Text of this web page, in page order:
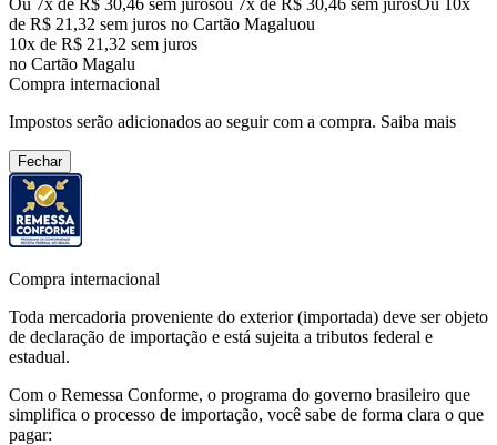
de R$ 21,32 sem juros no Cartão Magaluou
10x de R$ 21,32 sem juros
no Cartão Magalu
Compra internacional
Impostos serão adicionados ao seguir com a compra. Saiba mais
Fechar
Compra internacional
Toda mercadoria proveniente do exterior (importada) deve ser objeto
de declaração de importação e está sujeita a tributos federal e
estadual.
Com o Remessa Conforme, o programa do governo brasileiro que
simplifica o processo de importação, você sabe de forma clara o que
pagar: